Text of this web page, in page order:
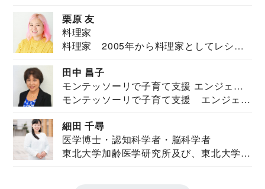
栗原 友
料理家
料理家 2005年から料理家としてレシピ
田中 昌子
モンテッソーリで子育て支援 エンジェル
ズハウス研究所所長
モンテッソーリで子育て支援 エンジェル
細田 千尋
医学博士・認知科学者・脳科学者
東北大学加齢医学研究所及び、東北大学大